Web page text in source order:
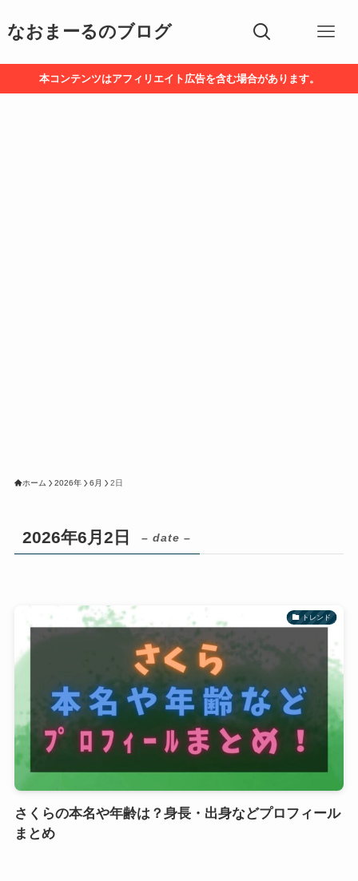
なおまーるのブログ
本コンテンツはアフィリエイト広告を含む場合があります。
ホーム 2026年 6月 2日
2026年6月2日 – date –
トレンド
さくらの本名や年齢は？身長・出身などプロフィール
まとめ